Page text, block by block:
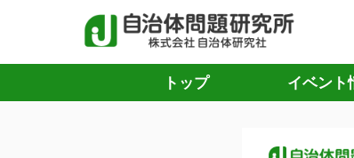
トップ イベント